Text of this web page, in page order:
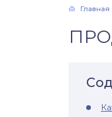
Главная